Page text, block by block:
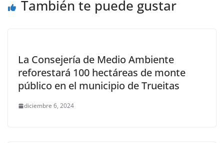
También te puede gustar
La Consejería de Medio Ambiente
reforestará 100 hectáreas de monte
público en el municipio de Trueitas
diciembre 6, 2024